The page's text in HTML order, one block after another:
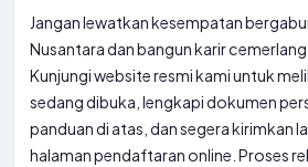
Jangan lewatkan kesempatan
Nusantara dan bangun karir cemerlang
Kunjungi website resmi kami untuk
sedang dibuka, lengkapi dokumen
panduan di atas, dan segera kirimkan
halaman pendaftaran online. Proses